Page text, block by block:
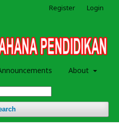
About
Register Login